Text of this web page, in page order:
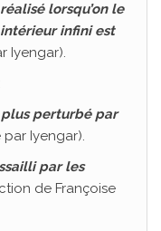
lorsqu’on le
infini est
Iyengar).
plus perturbé par
Iyengar).
par les
de Françoise